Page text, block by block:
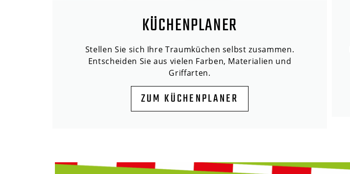
KÜCHENPLANER
Stellen Sie sich Ihre Traumküchen selbst zusammen.
Entscheiden Sie aus vielen Farben, Materialien und
Griffarten.
ZUM KÜCHENPLANER